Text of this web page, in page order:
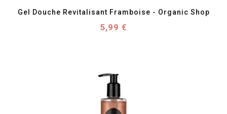
Gel Douche Revitalisant Framboise - Organic Shop
Prix
5,99 €